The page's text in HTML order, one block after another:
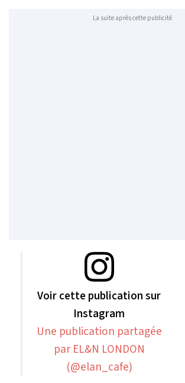
La suite après cette publicité
Voir cette publication sur
Instagram
Une publication partagée
par EL&N LONDON
(@elan_cafe)